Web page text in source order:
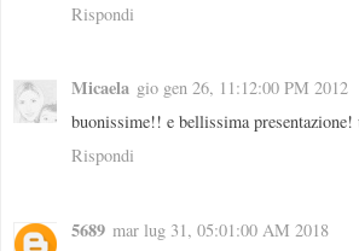
Rispondi
Micaela gio gen 26, 11:12:00 PM 2012
buonissime!! e bellissima presentazione!
Rispondi
5689 mar lug 31, 05:01:00 AM 2018